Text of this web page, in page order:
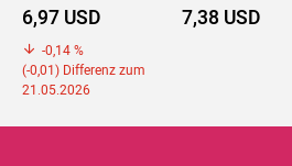
6,97 USD
-0,14 %
(-0,01) Differenz zum
21.05.2026
7,38 USD